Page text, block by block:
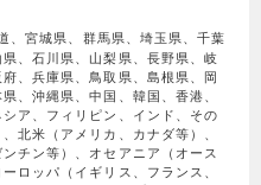
、宮城県、群馬県、埼玉県、千葉
、石川県、山梨県、長野県、岐
、兵庫県、鳥取県、島根県、岡
、沖縄県、中国、韓国、香港、
ア、フィリピン、インド、その
北米（アメリカ、カナダ等）、
チン等）、オセアニア（オース
ロッパ（イギリス、フランス、